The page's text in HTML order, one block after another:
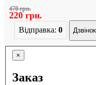
470 грн.
220 грн.
Відправка: 0 Дзвінок
×
Заказ